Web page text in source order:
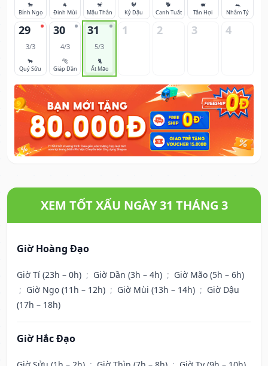
🐎
Bính Ngọ
🐐
Đinh Mùi
🐒
Mậu Thân
🐓
Kỷ Dậu
🐕
Canh Tuất
🐖
Tân Hợi
🐀
Nhâm Tý
29
3/3
🐂
Quý Sửu
30
4/3
🐅
Giáp Dần
31
5/3
🐈
Ất Mão
1 2 3 4
XEM TỐT XẤU NGÀY 31 THÁNG 3
Giờ Hoàng Đạo
Giờ Tí (23h – 0h) ; Giờ Dần (3h – 4h) ; Giờ Mão (5h – 6h)
; Giờ Ngọ (11h – 12h) ; Giờ Mùi (13h – 14h) ; Giờ Dậu
(17h – 18h)
Giờ Hắc Đạo